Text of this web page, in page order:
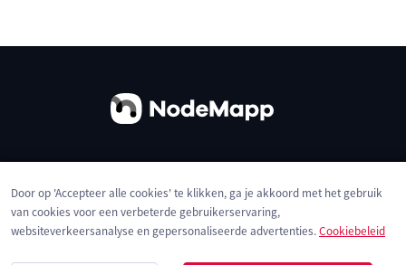
Privacybeleid Cookies
Door op 'Accepteer alle cookies' te klikken, ga je akkoord met het gebruik
van cookies voor een verbeterde gebruikerservaring,
websiteverkeersanalyse en gepersonaliseerde advertenties.Cookiebeleid